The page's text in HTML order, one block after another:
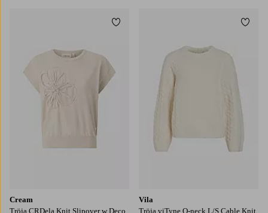
Cream
Tröja CRDela Knit Slipover w Deco
Lägg till i favoriter
Vila
Tröja viTyne O-neck L/S Cable Knit